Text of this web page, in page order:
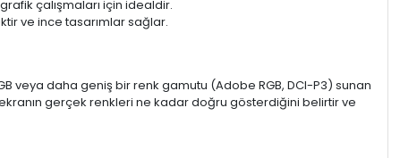
çalışmaları için idealdir.
ve ince tasarımlar sağlar.
veya daha geniş bir renk gamutu (Adobe RGB, DCI-P3) sunan
gerçek renkleri ne kadar doğru gösterdiğini belirtir ve